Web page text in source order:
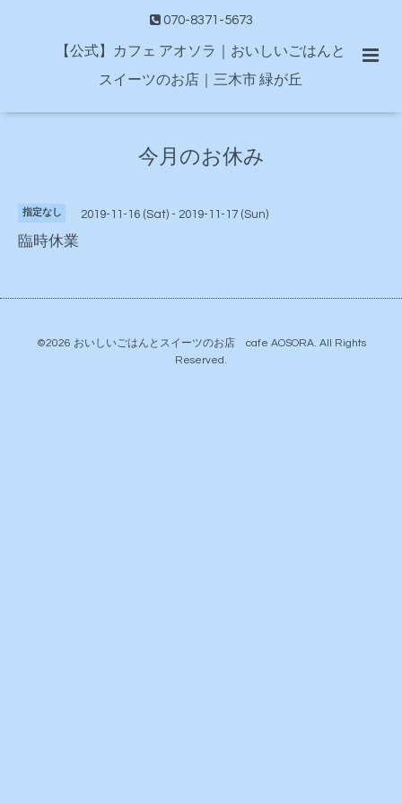
070-8371-5673
【公式】カフェ アオソラ｜おいしいごはんと
スイーツのお店｜三木市 緑が丘
今月のお休み
指定なし 2019-11-16 (Sat) - 2019-11-17 (Sun)
臨時休業
©2026 おいしいごはんとスイーツのお店 cafe AOSORA. All Rights
Reserved.